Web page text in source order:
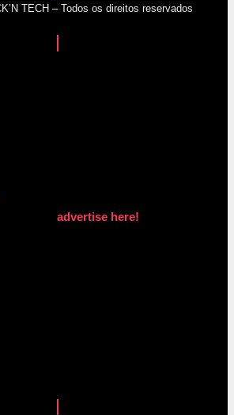
TECH – Todos os direitos reservados
advertise here!